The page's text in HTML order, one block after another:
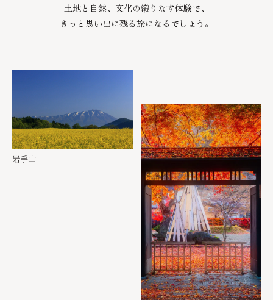
土地と自然、文化の織りなす体験で、
きっと思い出に残る旅になるでしょう。
岩手山